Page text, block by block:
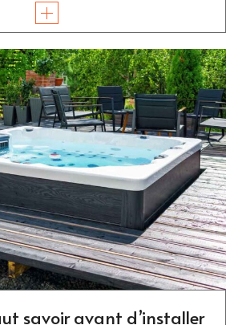
savoir avant d’installer